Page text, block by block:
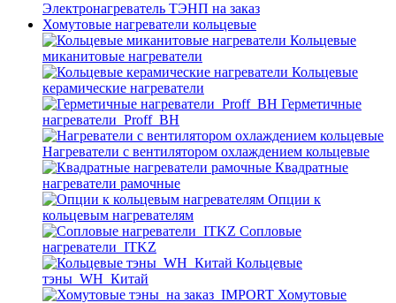
Электронагреватель ТЭНП на заказ
Хомутовые нагреватели кольцевые
Кольцевые
миканитовые нагреватели
Кольцевые
керамические нагреватели
Герметичные
нагреватели_Proff_BH
Нагреватели с вентилятором охлаждением кольцевые
Квадратные
нагреватели рамочные
Опции к
кольцевым нагревателям
Cопловые
нагреватели_ITKZ
Кольцевые
тэны_WH_Китай
Хомутовые